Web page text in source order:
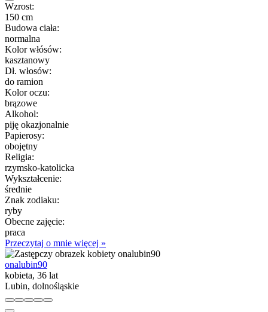
Wzrost:
150 cm
Budowa ciała:
normalna
Kolor włósów:
kasztanowy
Dł. włosów:
do ramion
Kolor oczu:
brązowe
Alkohol:
piję okazjonalnie
Papierosy:
obojętny
Religia:
rzymsko-katolicka
Wykształcenie:
średnie
Znak zodiaku:
ryby
Obecne zajęcie:
praca
Przeczytaj o mnie więcej »
onalubin90
kobieta, 36 lat
Lubin, dolnośląskie